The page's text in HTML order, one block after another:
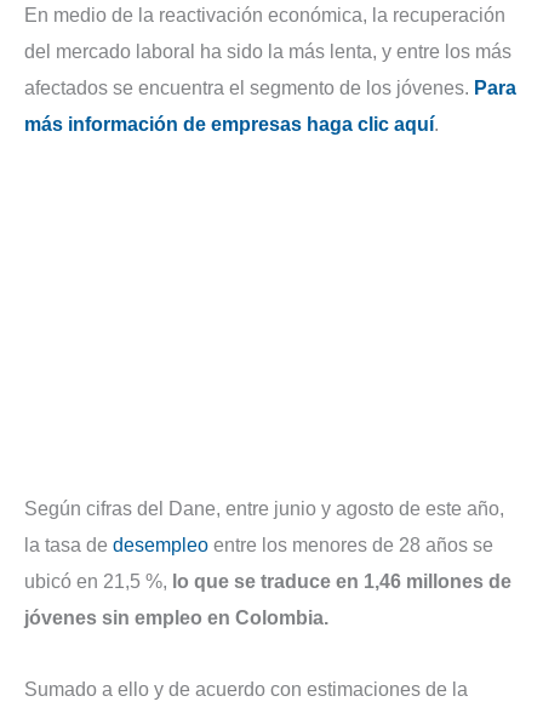
En medio de la reactivación económica, la recuperación
del mercado laboral ha sido la más lenta, y entre los más
afectados se encuentra el segmento de los jóvenes. Para
más información de empresas haga clic aquí.
Según cifras del Dane, entre junio y agosto de este año,
la tasa de desempleo entre los menores de 28 años se
ubicó en 21,5 %, lo que se traduce en 1,46 millones de
jóvenes sin empleo en Colombia.
Sumado a ello y de acuerdo con estimaciones de la